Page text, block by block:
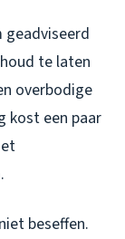
geadviseerd
te laten
overbodige
kost een paar
beseffen.